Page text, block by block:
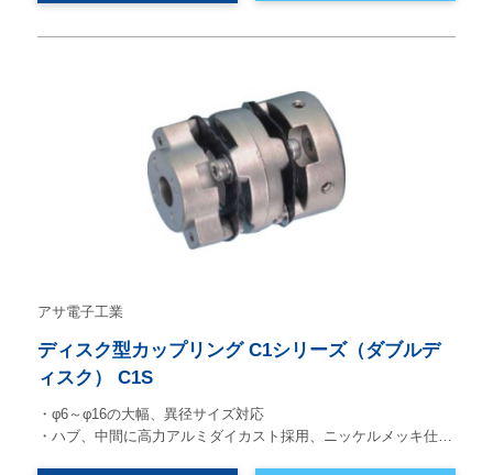
アサ電子工業
ディスク型カップリング C1シリーズ（ダブルデ
ィスク） C1S
・φ6～φ16の大幅、異径サイズ対応
・ハブ、中間に高力アルミダイカスト採用、ニッケルメッキ仕…